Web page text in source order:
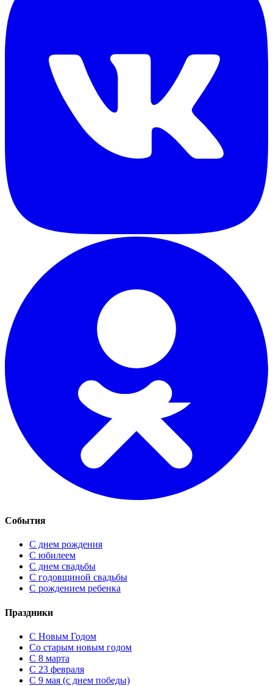
События
С днем рождения
С юбилеем
С днем свадьбы
С годовщиной свадьбы
С рождением ребенка
Праздники
C Новым Годом
Cо старым новым годом
С 8 марта
С 23 февраля
С 9 мая (с днем победы)